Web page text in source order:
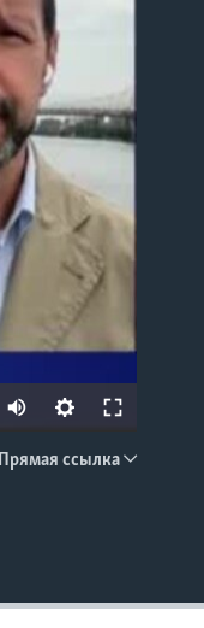
Прямая ссылка